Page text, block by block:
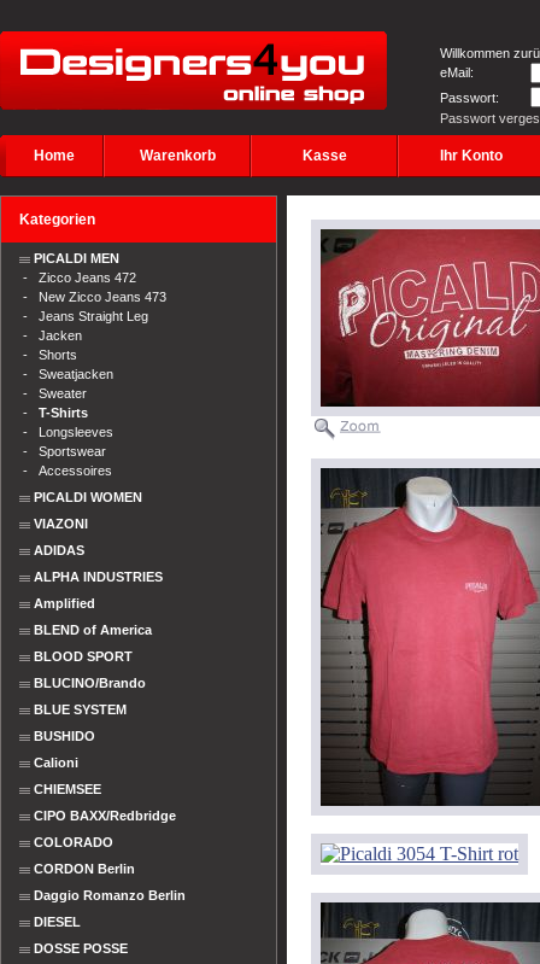
Willkommen
eMail:
Passwort:
Passwort
Home Warenkorb Kasse Ihr Konto
Kategorien
PICALDI MEN
- Zicco Jeans 472
- New Zicco Jeans 473
- Jeans Straight Leg
- Jacken
- Shorts
- Sweatjacken
- Sweater
- T-Shirts
- Longsleeves
- Sportswear
- Accessoires
PICALDI WOMEN
VIAZONI
ADIDAS
ALPHA INDUSTRIES
Amplified
BLEND of America
BLOOD SPORT
BLUCINO/Brando
BLUE SYSTEM
BUSHIDO
Calioni
CHIEMSEE
CIPO BAXX/Redbridge
COLORADO
CORDON Berlin
Daggio Romanzo Berlin
DIESEL
DOSSE POSSE